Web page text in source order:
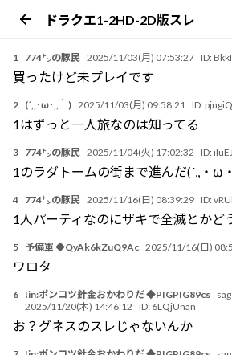
ドラクエ1-2HD-2D版スレ
1 774㌧の豚民 2025/11/03(月) 07:53:27 ID:
買ったけど未プレイです
2 (´,,･ω･,,｀) 2025/11/03(月) 09:58:21 ID:
1はずっと一人旅なのは知ってる
3 774㌧の豚民 2025/11/04(火) 17:02:32 ID:
1のラダトームの街まで進んだ(´,,・ω
4 774㌧の豚民 2025/11/16(日) 08:39:29 ID:
1人パーティなのにザキで全滅とかど
5 予備軍 ◆QyAk6kZuQ9Ac 2025/11/16(日)
ワロタ
6 !in:ポンコツ針金おかわりだ ◆PIGPIG89cs
2025/11/20(木) 14:46:12
ID: 6LQjUnan
お？グネスのスレじゃないんか